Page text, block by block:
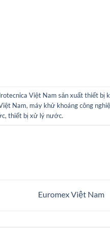
Việt Nam sản xuất thiết bị
Nam, máy khử khoáng công
,thiết bị xử lý nước.
Euromex Việt Nam